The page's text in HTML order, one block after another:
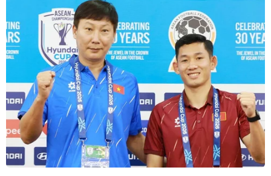
TIN CÙNG CHUYÊN MỤC
Thái Lan: Xả súng gây thương vong
tại trường học ở Nonthaburi
07/08/2026 05:12
Xây dựng Cộng đồng ASEAN tự